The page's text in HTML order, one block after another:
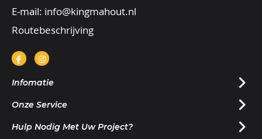
E-mail: info@kingmahout.nl
Routebeschrijving
Infomatie
Onze Service
Hulp Nodig Met Uw Project?